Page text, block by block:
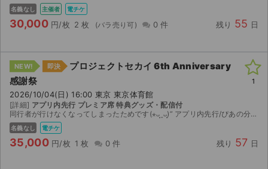
名義なし 主催者 電チケ
30,000 円/枚 2 枚 0 件 残り 55 日
NEW! 即決
プロジェクトセカイ 6th Anniversary
感謝祭
2026/10/04(日) 16:00 東京 東京体育館
[詳細] アプリ内先行 プレミア席 特典グッズ・配信付
同行者が行けなくなってしまったためです(⋆ᴗ͈ˬᴗ͈)” アプリ内先行/ぴあの分配にてお渡しします！ 連番での当選ですので当方の隣になります！
名義なし 電チケ
35,000 円/枚 1 枚 0 件 残り 57 日
1